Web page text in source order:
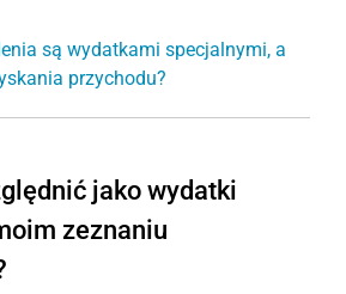
są wydatkami specjalnymi, a
przychodu?
jako wydatki
zeznaniu